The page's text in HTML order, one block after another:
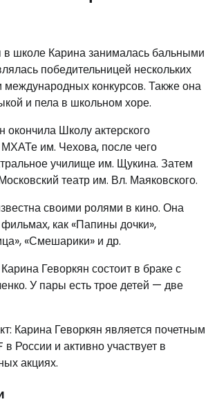
школе Карина занималась бальными
победительницей нескольких
конкурсов. Также она
и пела в школьном хоре.
окончила Школу актерского
им. Чехова, после чего
училище им. Щукина. Затем
театр им. Вл. Маяковского.
своими ролями в кино. Она
как «Папины дочки»,
«Смешарики» и др.
Геворкян состоит в браке с
У пары есть трое детей — две
Карина Геворкян является почетным
России и активно участвует в
акциях.